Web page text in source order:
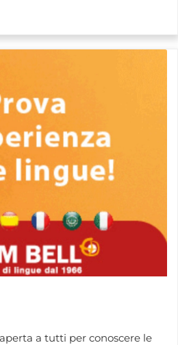
a tutti per conoscere le